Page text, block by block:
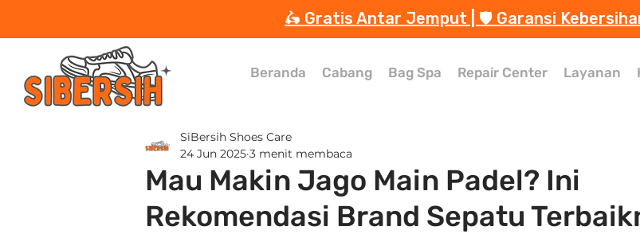
🛵 Gratis Antar Jemput | 🛡️ Garansi
Beranda Cabang Bag Spa Repair Center Layanan
Mau Makin Jago Main Padel? Ini
Rekomendasi Brand Sepatu
SiBersih Shoes Care
24 Jun 2025 3 menit membaca